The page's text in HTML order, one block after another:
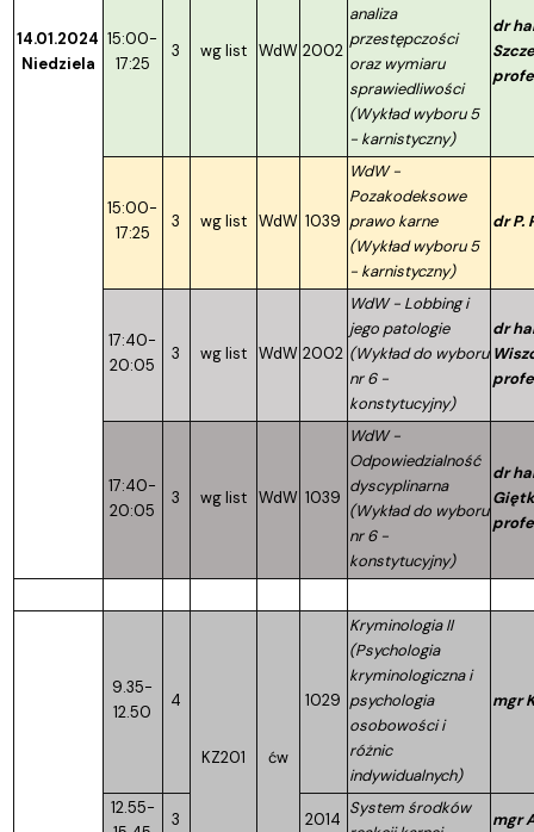
14.01.2024
Niedziela
15:00-
17:25
3 wg list WdW 2002
analiza
przestępczości
oraz wymiaru
sprawiedliwości
(Wykład wyboru 5
- karnistyczny)
dr
15:00-
17:25
3 wg list WdW 1039
WdW -
Pozakodeksowe
prawo karne
(Wykład wyboru 5
- karnistyczny)
dr P.
17:40-
20:05
3 wg list WdW 2002
WdW - Lobbing i
jego patologie
(Wykład do wyboru
nr 6 -
konstytucyjny)
dr
17:40-
20:05
3 wg list WdW 1039
WdW -
Odpowiedzialność
dyscyplinarna
(Wykład do wyboru
nr 6 -
konstytucyjny)
dr
9.35-
12.50
4
KZ201 ćw
1029
Kryminologia II
(Psychologia
kryminologiczna i
psychologia
osobowości i
różnic
indywidualnych)
mgr
12.55-
3 2014
System środków
mgr